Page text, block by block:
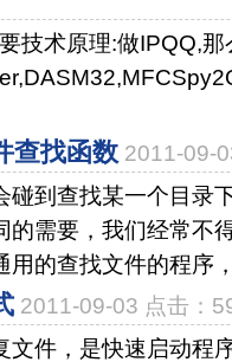
技术原理:做IPQQ,
查找函数 2011-09-
碰到查找某一个目录
的需要，我们经常不
用的查找文件的程序
2011-09-03 点击：
文件，是快速启动程